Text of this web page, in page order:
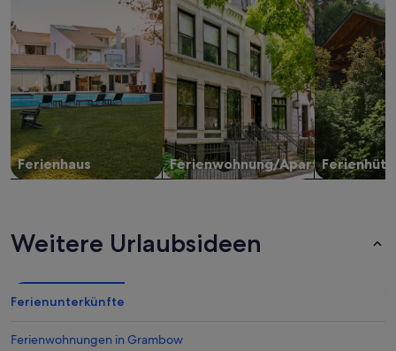
Ferienhaus Ferienwohnung/Apartment
Weitere Urlaubsideen
Ferienunterkünfte
Ferienwohnungen in Grambow